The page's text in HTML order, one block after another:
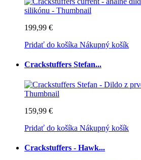
199,99 €
Pridať do košíka Nákupný košík
Crackstuffers Stefan...
159,99 €
Pridať do košíka Nákupný košík
Crackstuffers - Hawk...